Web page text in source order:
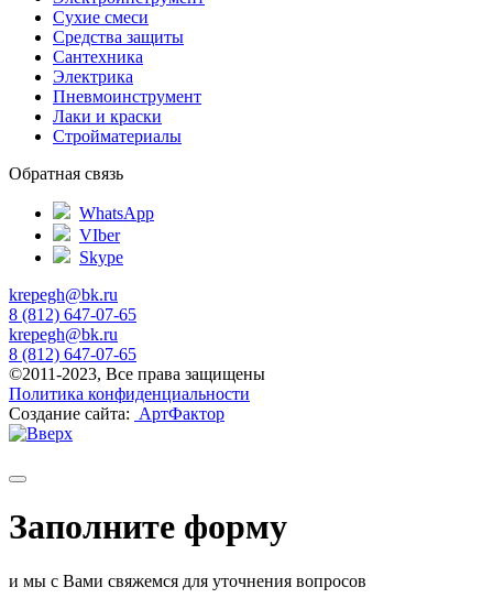
Сухие смеси
Средства защиты
Сантехника
Электрика
Пневмоинструмент
Лаки и краски
Стройматериалы
Обратная связь
WhatsApp
VIber
Skype
krepegh@bk.ru
8 (812) 647-07-65
krepegh@bk.ru
8 (812) 647-07-65
©2011-2023, Все права защищены
Политика конфиденциальности
Создание сайта: АртФактор
Заполните форму
и мы с Вами свяжемся для уточнения вопросов